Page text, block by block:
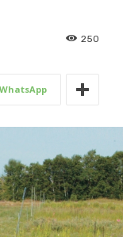
250
WhatsApp